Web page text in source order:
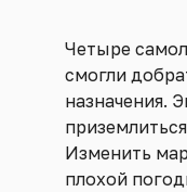
Четыре
смогли
назначения.
Изменить
плохой